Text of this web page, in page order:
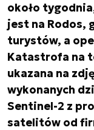
około
jest na Rodos,
turystów, a
Katastrofa na
ukazana na
wykonanych
Sentinel-2 z
satelitów od